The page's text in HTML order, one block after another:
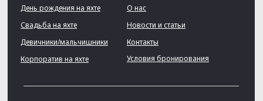
День рождения на яхте
Свадьба на яхте
Девичники/мальчишники
Корпоратив на яхте
Контакты
О нас
Новости и статьи
Условия бронирования